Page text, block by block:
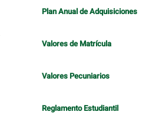
Plan Anual de Adquisiciones
Valores de Matrícula
Valores Pecuniarios
Reglamento Estudiantil